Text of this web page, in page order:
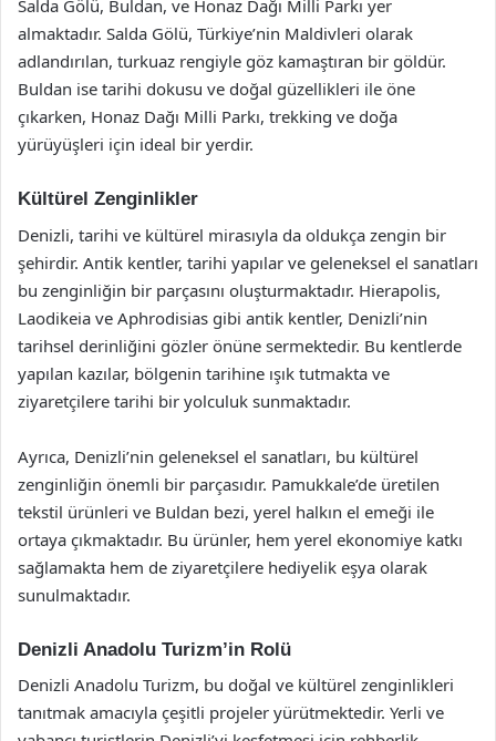
Salda Gölü, Buldan, ve Honaz Dağı Milli Parkı yer
almaktadır. Salda Gölü, Türkiye’nin Maldivleri olarak
adlandırılan, turkuaz rengiyle göz kamaştıran bir göldür.
Buldan ise tarihi dokusu ve doğal güzellikleri ile öne
çıkarken, Honaz Dağı Milli Parkı, trekking ve doğa
yürüyüşleri için ideal bir yerdir.
Kültürel Zenginlikler
Denizli, tarihi ve kültürel mirasıyla da oldukça zengin bir
şehirdir. Antik kentler, tarihi yapılar ve geleneksel el sanatları
bu zenginliğin bir parçasını oluşturmaktadır. Hierapolis,
Laodikeia ve Aphrodisias gibi antik kentler, Denizli’nin
tarihsel derinliğini gözler önüne sermektedir. Bu kentlerde
yapılan kazılar, bölgenin tarihine ışık tutmakta ve
ziyaretçilere tarihi bir yolculuk sunmaktadır.
Ayrıca, Denizli’nin geleneksel el sanatları, bu kültürel
zenginliğin önemli bir parçasıdır. Pamukkale’de üretilen
tekstil ürünleri ve Buldan bezi, yerel halkın el emeği ile
ortaya çıkmaktadır. Bu ürünler, hem yerel ekonomiye katkı
sağlamakta hem de ziyaretçilere hediyelik eşya olarak
sunulmaktadır.
Denizli Anadolu Turizm’in Rolü
Denizli Anadolu Turizm, bu doğal ve kültürel zenginlikleri
tanıtmak amacıyla çeşitli projeler yürütmektedir. Yerli ve